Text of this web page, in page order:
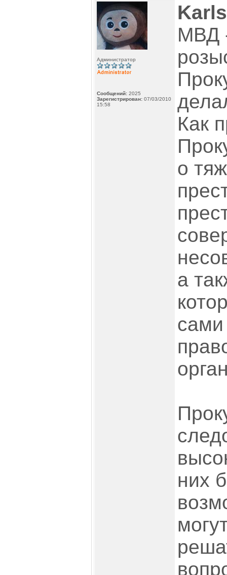
Администратор
Сообщений: 2025
Зарегистрирован: 07/03/2010
15:58
МВД
Как
о
а
сами
них